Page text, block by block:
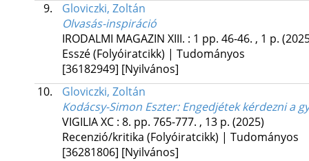
9.
Gloviczki, Zoltán
Olvasás-inspiráció
IRODALMI MAGAZIN XIII. : 1 pp. 46-46. , 1 p.
Esszé (Folyóiratcikk) | Tudományos
[36182949] [Nyilvános]
10.
Gloviczki, Zoltán
Kodácsy-Simon Eszter: Engedjétek kérdezni a
VIGILIAXC: 8. pp. 765-777. , 13 p. (2025)
Recenzió/kritika (Folyóiratcikk) | Tudományos
[36281806] [Nyilvános]